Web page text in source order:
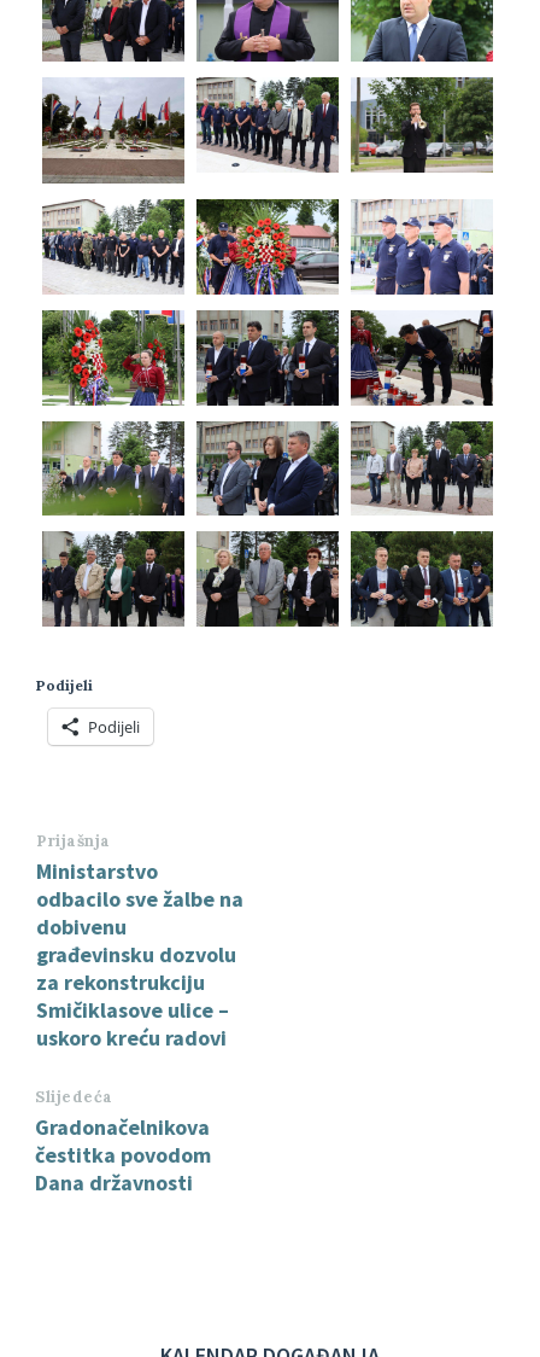
Podijeli
Podijeli
Prijašnja
Ministarstvo
odbacilo sve žalbe na
dobivenu
građevinsku dozvolu
za rekonstrukciju
Smičiklasove ulice –
uskoro kreću radovi
Slijedeća
Gradonačelnikova
čestitka povodom
Dana državnosti